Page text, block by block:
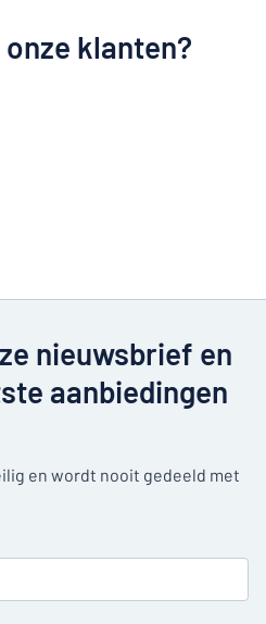
klanten?
nieuwsbrief en
aanbiedingen
en wordt nooit gedeeld met